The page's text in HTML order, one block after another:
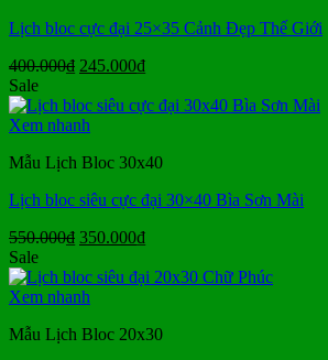
Lịch bloc cực đại 25×35 Cảnh Đẹp Thế Giới
400.000₫ Giá
là:
400.000₫.
245.000₫Giá
tại
Sale
Xem nhanh
Mẫu Lịch Bloc 30x40
Lịch bloc siêu cực đại 30×40 Bìa Sơn Mài
550.000₫ Giá
là:
550.000₫.
350.000₫Giá
tại
Sale
Xem nhanh
Mẫu Lịch Bloc 20x30